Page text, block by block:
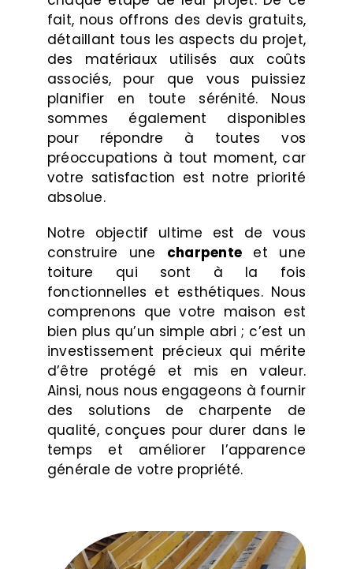
fait, nous offrons des devis gratuits,
détaillant tous les aspects du projet,
des matériaux utilisés aux coûts
associés, pour que vous puissiez
planifier en toute sérénité. Nous
sommes également disponibles
pour répondre à toutes vos
préoccupations à tout moment, car
votre satisfaction est notre priorité
absolue.
Notre objectif ultime est de vous
construire une charpente et une
toiture qui sont à la fois
fonctionnelles et esthétiques. Nous
comprenons que votre maison est
bien plus qu’un simple abri ; c’est un
investissement précieux qui mérite
d’être protégé et mis en valeur.
Ainsi, nous nous engageons à fournir
des solutions de charpente de
qualité, conçues pour durer dans le
temps et améliorer l’apparence
générale de votre propriété.